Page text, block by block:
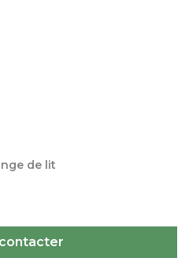
de lit